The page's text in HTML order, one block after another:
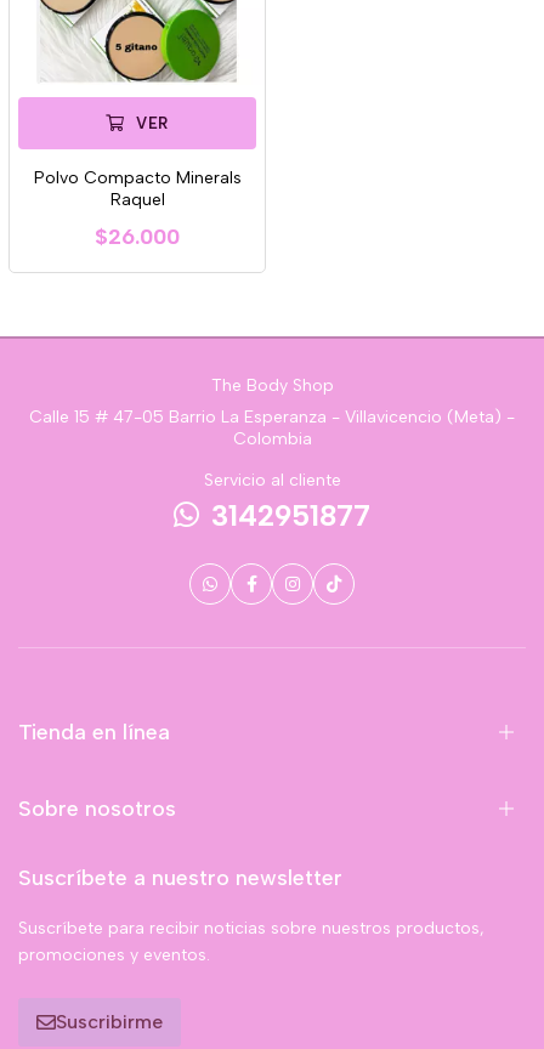
VER
Polvo Compacto Minerals
Raquel
$26.000
The Body Shop
Calle 15 # 47-05 Barrio La Esperanza - Villavicencio (Meta) -
Colombia
Servicio al cliente
3142951877
Tienda en línea
Sobre nosotros
Suscríbete a nuestro newsletter
Suscríbete para recibir noticias sobre nuestros productos,
promociones y eventos.
Suscribirme